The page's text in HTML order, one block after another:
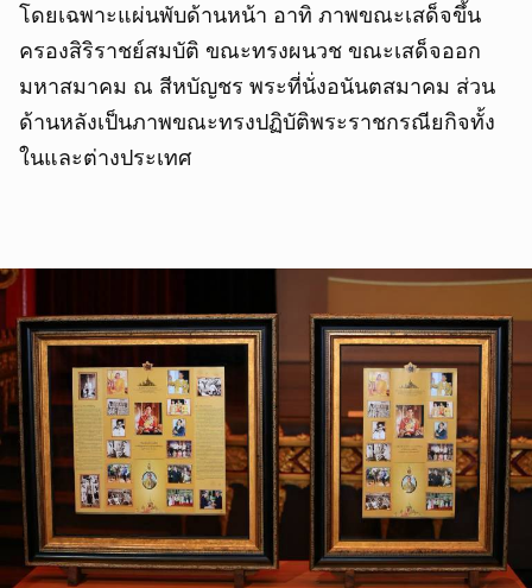
โดยเฉพาะแผ่นพับด้านหน้า อาทิ ภาพขณะเสด็จขึ้น
ครองสิริราชย์สมบัติ ขณะทรงผนวช ขณะเสด็จออก
มหาสมาคม ณ สีหบัญชร พระที่นั่งอนันตสมาคม ส่วน
ด้านหลังเป็นภาพขณะทรงปฏิบัติพระราชกรณียกิจทั้ง
ในและต่างประเทศ